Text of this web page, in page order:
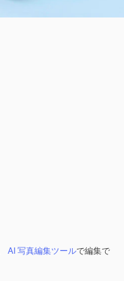
AI 写真編集ツールで編集で